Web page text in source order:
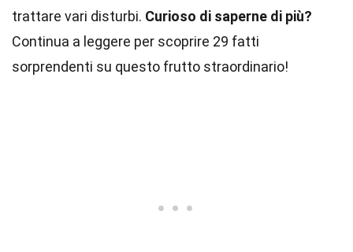
trattare vari disturbi. Curioso di saperne di più?
Continua a leggere per scoprire 29 fatti
sorprendenti su questo frutto straordinario!